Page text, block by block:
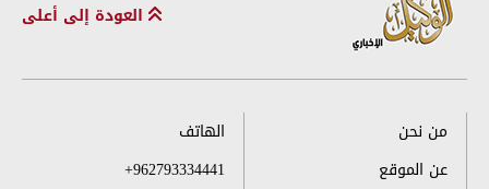
العودة إلى أعلى
من نحن
عن الموقع
الهاتف
+962793334441